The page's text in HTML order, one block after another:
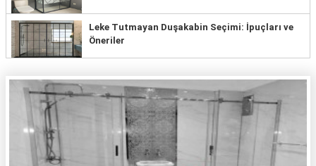
Leke Tutmayan Duşakabin Seçimi: İpuçları ve
Öneriler